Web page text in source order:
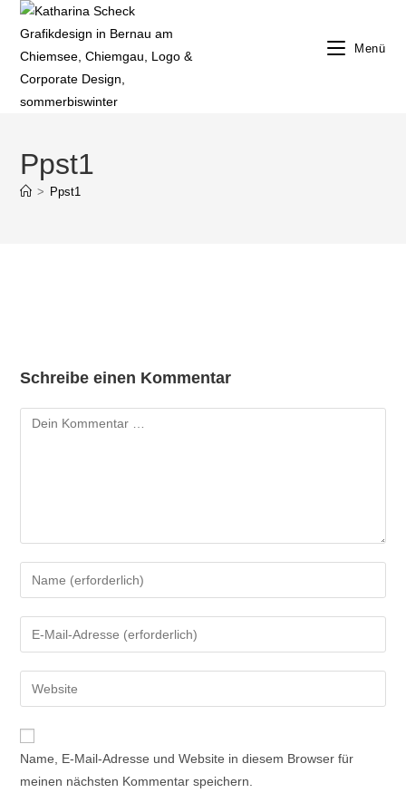
Zum
Inhalt
springen
Menü
Ppst1
> Ppst1
Schreibe einen Kommentar
Kommentar
deinen
Namen
oder
zum
Kommentieren
ein
deine
E-
Mail-
zum
Kommentieren
ein
deine
Website-
Name, E-Mail-Adresse und Website in diesem Browser für
meinen nächsten Kommentar speichern.